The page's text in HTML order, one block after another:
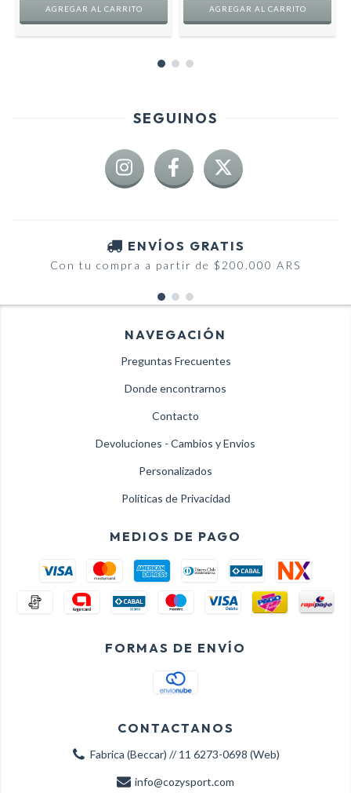
AGREGAR AL CARRITO AGREGAR AL CARRITO
SEGUINOS
ENVÍOS GRATIS
Con tu compra a partir de $200.000 ARS
NAVEGACIÓN
Preguntas Frecuentes
Donde encontrarnos
Contacto
Devoluciones - Cambios y Envios
Personalizados
Políticas de Privacidad
MEDIOS DE PAGO
FORMAS DE ENVÍO
CONTACTANOS
Fabrica (Beccar) // 11 6273-0698 (Web)
info@cozysport.com